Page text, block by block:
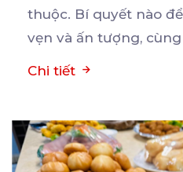
thuộc. Bí quyết nào
vẹn và ấn tượng,
Chi tiết